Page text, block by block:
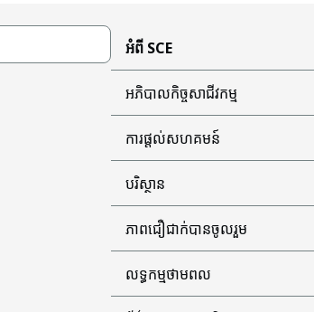
អំពី SCE
អភិបាលកិច្ចសាជីវកម្ម
ការផ្តល់សហគមន៍
បរិស្ថាន
ភាពជឿជាក់បានចូលរួម
លទ្ធកម្មថាមពល